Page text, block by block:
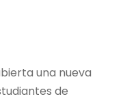
una nueva
de